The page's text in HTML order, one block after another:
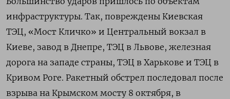
инфраструктуры. Так, повреждены Киевская
ТЭЦ, «Мост Кличко» и Центральный вокзал в
Киеве, завод в Днепре, ТЭЦ в Львове, железная
дорога на западе страны, ТЭЦ в Харькове и ТЭЦ в
Кривом Роге. Ракетный обстрел последовал после
взрыва на Крымском мосту 8 октября, в